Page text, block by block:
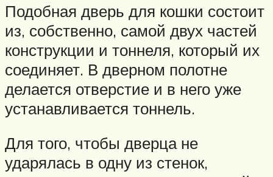
Подобная дверь для кошки состоит
из, собственно, самой двух частей
конструкции и тоннеля, который их
соединяет. В дверном полотне
делается отверстие и в него уже
устанавливается тоннель.
Для того, чтобы дверца не
ударялась в одну из стенок,